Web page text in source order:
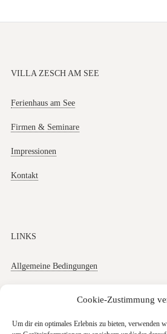
Cookie-Zustimmung
Um dir ein optimales Erlebnis zu bieten, verwenden
VILLA ZESCH AM SEE
Ferienhaus am See
Firmen & Seminare
Impressionen
Kontakt
LINKS
Allgemeine Bedingungen